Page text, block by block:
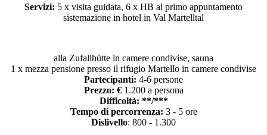
Servizi: 5 x visita guidata, 6 x HB al primo appuntamento
sistemazione in hotel in Val Martelltal
alla Zufallhütte in camere condivise, sauna
1 x mezza pensione presso il rifugio Martello in camere condivise
Partecipanti: 4-6 persone
Prezzo: €1.200 a persona
Difficoltà: **/***
Tempo di percorrenza: 3 - 5 ore
Dislivello: 800 - 1.300